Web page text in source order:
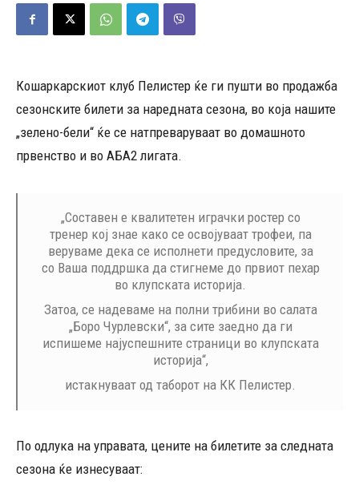
Кошаркарскиот клуб Пелистер ќе ги пушти во продажба
сезонските билети за наредната сезона, во која нашите
„зелено-бели“ ќе се натпреваруваат во домашното
првенство и во АБА2 лигата.
„Составен е квалитетен играчки ростер со
тренер кој знае како се освојуваат трофеи, па
веруваме дека се исполнети предусловите, за
со Ваша поддршка да стигнеме до првиот пехар
во клупската историја.
Затоа, се надеваме на полни трибини во салата
„Боро Чурлевски“, за сите заедно да ги
испишеме најуспешните страници во клупската
историја“,
истакнуваат од таборот на КК Пелистер.
По одлука на управата, цените на билетите за следната
сезона ќе изнесуваат: